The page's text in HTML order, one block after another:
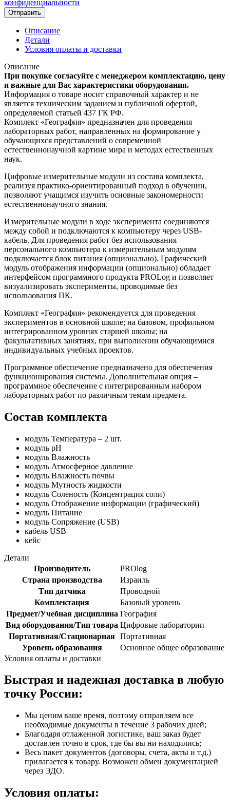
конфиденциальности
Отправить
Описание
Детали
Условия оплаты и доставки
Описание
При покупке согласуйте с менеджером комплектацию, цену
и важные для Вас характеристики оборудования.
Информация о товаре носит справочный характер и не
является техническим заданием и публичной офертой,
определяемой статьей 437 ГК РФ.
Комплект «География» предназначен для проведения
лабораторных работ, направленных на формирование у
обучающихся представлений о современной
естественнонаучной картине мира и методах естественных
наук.
Цифровые измерительные модули из состава комплекта,
реализуя практико-ориентированный подход в обучении,
позволяют учащимся изучить основные закономерности
естественнонаучного знания.
Измерительные модули в ходе эксперимента соединяются
между собой и подключаются к компьютеру через USB-
кабель. Для проведения работ без использования
персонального компьютера к измерительным модулям
подключается блок питания (опционально). Графический
модуль отображения информации (опционально) обладает
интерфейсом программного продукта PROLog и позволяет
визуализировать эксперименты, проводимые без
использования ПК.
Комплект «География» рекомендуется для проведения
экспериментов в основной школе; на базовом, профильном
интегрированном уровнях старшей школы; на
факультативных занятиях, при выполнении обучающимися
индивидуальных учебных проектов.
Программное обеспечение предназначено для обеспечения
функционирования системы. Дополнительная опция –
программное обеспечение с интегрированным набором
лабораторных работ по различным темам предмета.
Состав комплекта
модуль Температура – 2 шт.
модуль pH
модуль Влажность
модуль Атмосферное давление
модуль Влажность почвы
модуль Мутность жидкости
модуль Соленость (Концентрация соли)
модуль Отображение информации (графический)
модуль Питание
модуль Сопряжение (USB)
кабель USB
кейс
Детали
Производитель
PROlog
Страна производства
Израиль
Тип датчика
Проводной
Комплектация
Базовый уровень
Предмет/Учебная дисциплина География
Вид оборудования/Тип товара Цифровые лаборатории
Портативная/Стационарная Портативная
Уровень образования
Основное общее образование
Условия оплаты и доставки
Быстрая и надежная доставка в любую
точку России:
Мы ценим ваше время, поэтому отправляем все
необходимые документы в течение 3 рабочих дней;
Благодаря отлаженной логистике, ваш заказ будет
доставлен точно в срок, где бы вы ни находились;
Весь пакет документов (договоры, счета, акты и т.д.)
прилагается к товару. Возможен обмен документацией
через ЭДО.
Условия оплаты: